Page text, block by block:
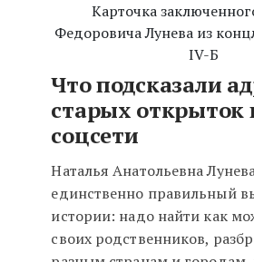
Карточка
Федоровича Лунева из
IV-Б
Что подсказали
старых открыток
соцсети
Наталья Анатольевна
единственно правильный
истории: надо найти как
своих родственников,